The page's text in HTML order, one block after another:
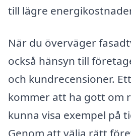
till lägre
När du överväger
också hänsyn till
och kundrecensioner.
kommer att ha gott om
kunna visa exempel på
Genom att välja rätt